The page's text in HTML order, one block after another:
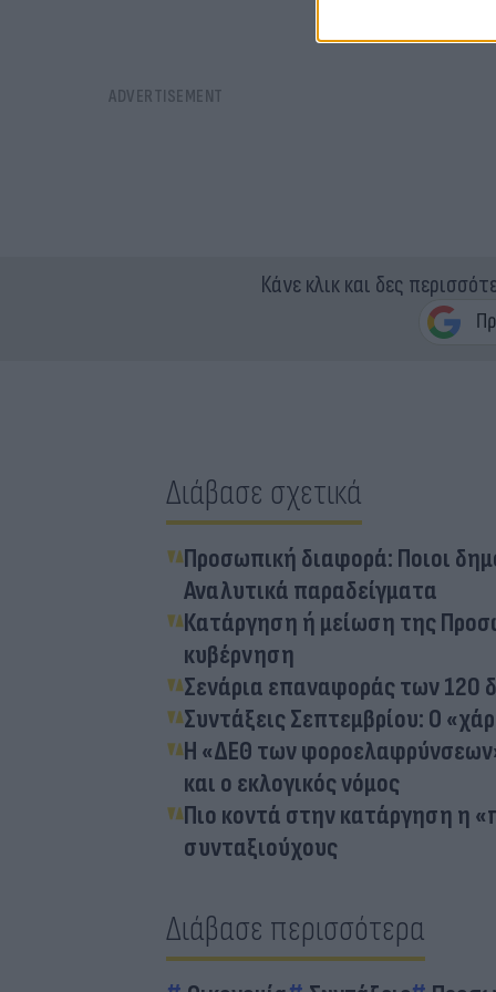
Κάνε κλικ και δες
Διάβασε σχετικά
Προσωπική διαφορά: Ποιοι
Αναλυτικά παραδείγματα
Κατάργηση ή μείωση της
κυβέρνηση
Σενάρια επαναφοράς των 120
Συντάξεις Σεπτεμβρίου: Ο
Η «ΔΕΘ των
και ο εκλογικός νόμος
Πιο κοντά στην κατάργηση η
συνταξιούχους
Διάβασε περισσότερα